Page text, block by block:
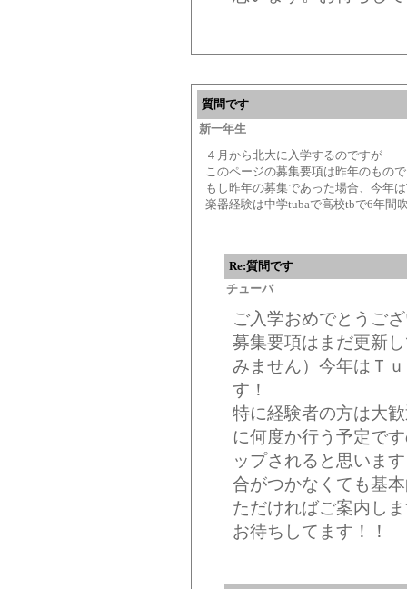
質問です
新一年生
４月から北大に入学するのですが
このページの募集要項は昨年のもの
もし昨年の募集であった場合、今年
楽器経験は中学tubaで高校tbで6年間
Re:質問です
チューバ
ご入学おめでとうご
募集要項はまだ更新
みません）今年はＴ
す！
特に経験者の方は大
に何度か行う予定で
ップされると思いま
合がつかなくても基
ただければご案内し
お待ちしてます！！